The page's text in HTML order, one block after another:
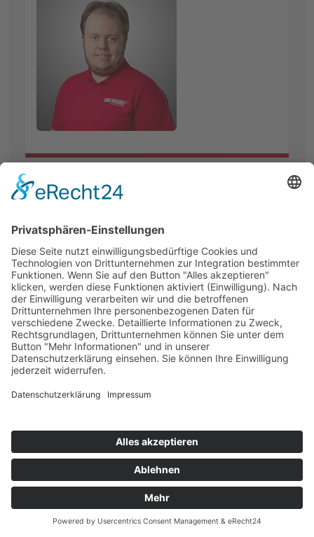
BODO WASCHER GESELLSCHAFT FÜR
ELEKTROANLAGEN MBH
Posener Straße 3
23554 Lübeck
0451 40808 - 0
0451 40808 - 49
Impressum
Datenschutz